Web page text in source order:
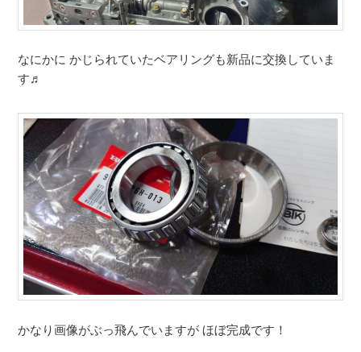
なにかに かじられていたベアリングも新品に交換していま
す♬
かなり画像がぶっ飛んでいますが ほぼ完成です！